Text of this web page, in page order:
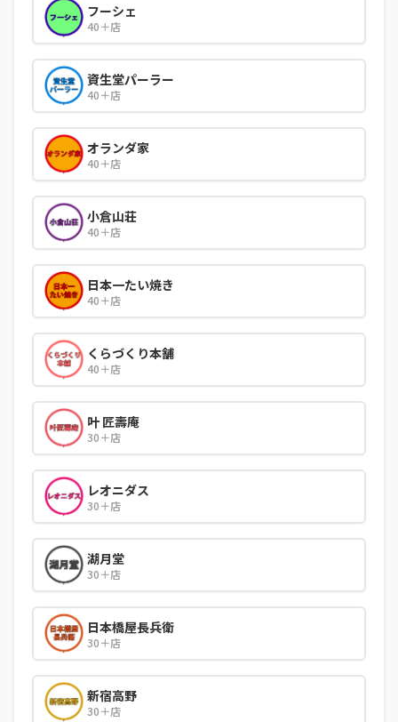
フーシェ
40＋店
資生堂パーラー
40＋店
オランダ家
40＋店
小倉山荘
40＋店
日本一たい焼き
40＋店
くらづくり本舗
40＋店
叶 匠壽庵
30＋店
レオニダス
30＋店
湖月堂
30＋店
日本橋屋長兵衛
30＋店
新宿高野
30＋店